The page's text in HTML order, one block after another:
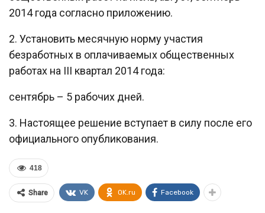
2014 года согласно приложению.
2. Установить месячную норму участия
безработных в оплачиваемых общественных
работах на III квартал 2014 года:
сентябрь – 5 рабочих дней.
3. Настоящее решение вступает в силу после его
официального опубликования.
418
Share VK OK.ru Facebook